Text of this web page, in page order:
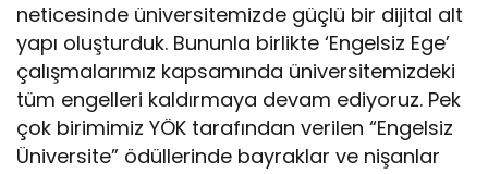
neticesinde üniversitemizde güçlü bir dijital alt
yapı oluşturduk. Bununla birlikte ‘Engelsiz Ege’
çalışmalarımız kapsamında üniversitemizdeki
tüm engelleri kaldırmaya devam ediyoruz. Pek
çok birimimiz YÖK tarafından verilen “Engelsiz
Üniversite” ödüllerinde bayraklar ve nişanlar